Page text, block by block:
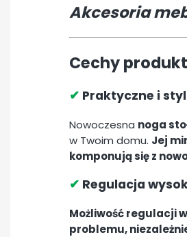
Akcesoria
Cechy
✔ Praktyczne i
Nowoczesna noga
w Twoim domu. Jej
komponują się z
✔ Regulacja
Możliwość regulacji
problemu,